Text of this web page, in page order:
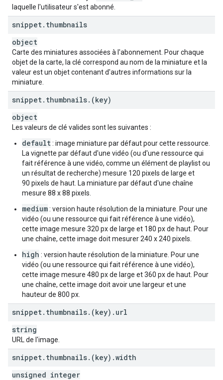
laquelle l'utilisateur s'est abonné.
snippet. thumbnails
object
Carte des miniatures associées à l'abonnement. Pour chaque
objet de la carte, la clé correspond au nom de la miniature et la
valeur est un objet contenant d'autres informations sur la
miniature.
snippet. thumbnails. (key)
object
Les valeurs de clé valides sont les suivantes :
default: image miniature par défaut pour cette ressource.
La vignette par défaut d'une vidéo (ou d'une ressource qui
fait référence à une vidéo, comme un élément de playlist ou
un résultat de recherche) mesure 120 pixels de large et
90 pixels de haut. La miniature par défaut d'une chaîne
mesure 88 x 88 pixels.
medium: version haute résolution de la miniature. Pour une
vidéo (ou une ressource qui fait référence à une vidéo),
cette image mesure 320 px de large et 180 px de haut. Pour
une chaîne, cette image doit mesurer 240 x 240 pixels.
high : version haute résolution de la miniature. Pour une
vidéo (ou une ressource qui fait référence à une vidéo),
cette image mesure 480 px de large et 360 px de haut. Pour
une chaîne, cette image doit avoir une largeur et une
hauteur de 800 px.
snippet. thumbnails. (key) . url
string
URL de l'image.
snippet. thumbnails. (key) .width
unsigned integer